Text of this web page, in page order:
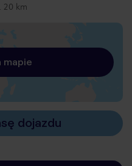
20 km
mapie
dojazdu